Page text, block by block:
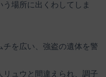
場所に出くわしてしま
を広い、強盗の遺体を警
リュウと間違えられ、調子